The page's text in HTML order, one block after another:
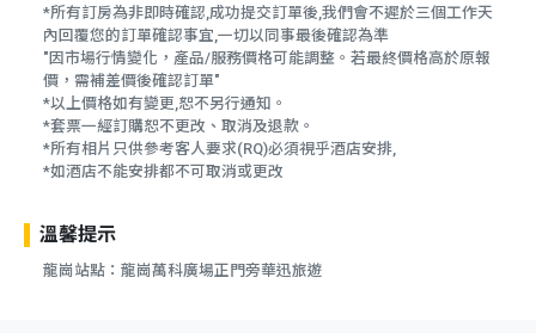
*所有訂房為非即時確認,成功提交訂單後,我們會不遲於三個工作天
內回覆您的訂單確認事宜,一切以同事最後確認為準
"因市場行情變化，產品/服務價格可能調整。若最終價格高於原報
價，需補差價後確認訂單"
*以上價格如有變更,恕不另行通知。
*套票一經訂購恕不更改、取消及退款。
*所有相片只供參考客人要求(RQ)必須視乎酒店安排,
*如酒店不能安排都不可取消或更改
溫馨提示
龍崗站點：龍崗萬科廣場正門旁華迅旅遊